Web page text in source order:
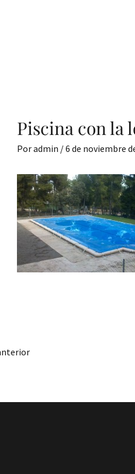
Piscina con la
Poradmin /6 de noviembre